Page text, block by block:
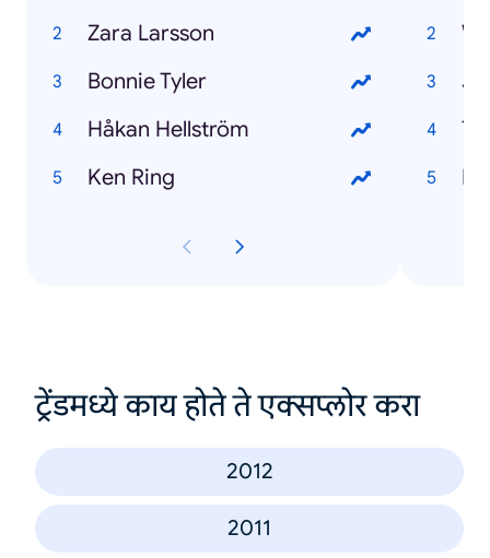
Zara Larsson
Bonnie Tyler
Håkan Hellström
Ken Ring
ट्रेंडमध्ये काय होते ते एक्सप्लोर करा
2012
2011